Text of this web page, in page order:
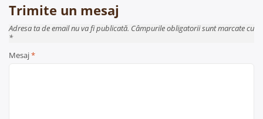
Trimite un mesaj
Adresa ta de email nu va fi publicată. Câmpurile obligatorii sunt marcate cu
*
Mesaj*